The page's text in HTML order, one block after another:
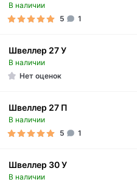
В наличии
5
1
Швеллер 27 У
В наличии
Нет оценок
Швеллер 27 П
В наличии
5
1
Швеллер 30 У
В наличии